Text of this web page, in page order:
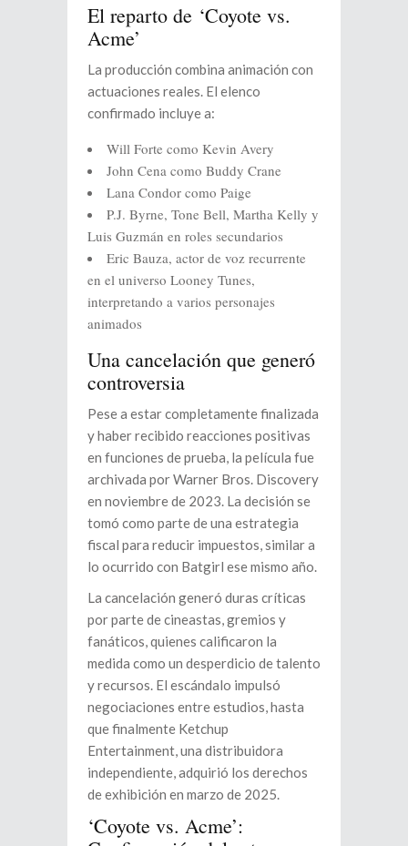
El reparto de ‘Coyote vs.
Acme’
La producción combina animación con
actuaciones reales. El elenco
confirmado incluye a:
Will Forte como Kevin Avery
John Cena como Buddy Crane
Lana Condor como Paige
P.J. Byrne, Tone Bell, Martha Kelly y
Luis Guzmán en roles secundarios
Eric Bauza, actor de voz recurrente
en el universo Looney Tunes,
interpretando a varios personajes
animados
Una cancelación que generó
controversia
Pese a estar completamente finalizada
y haber recibido reacciones positivas
en funciones de prueba, la película fue
archivada por Warner Bros. Discovery
en noviembre de 2023. La decisión se
tomó como parte de una estrategia
fiscal para reducir impuestos, similar a
lo ocurrido con Batgirl ese mismo año.
La cancelación generó duras críticas
por parte de cineastas, gremios y
fanáticos, quienes calificaron la
medida como un desperdicio de talento
y recursos. El escándalo impulsó
negociaciones entre estudios, hasta
que finalmente Ketchup
Entertainment, una distribuidora
independiente, adquirió los derechos
de exhibición en marzo de 2025.
‘Coyote vs. Acme’: